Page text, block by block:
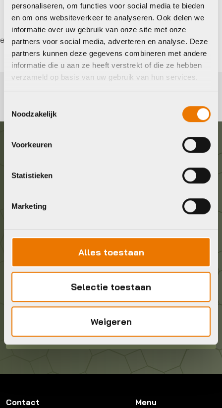
personaliseren, om functies voor social media te bieden
en om ons websiteverkeer te analyseren. Ook delen we
informatie over uw gebruik van onze site met onze
partners voor social media, adverteren en analyse. Deze
partners kunnen deze gegevens combineren met andere
informatie die u aan ze heeft verstrekt of die ze hebben
verzameld op basis van uw gebruik van hun services.
Noodzakelijk
Voorkeuren
Statistieken
Marketing
Alles toestaan
Selectie toestaan
Weigeren
Nederland Gratis verzending vanaf €50
Graag in contact komen?
Wij staan voor je klaar! Neem contact op via de
info@bykestore.nl
Geef ons een belletje
036 5304422
Kom langs!
1315 BP Almere
Contact Menu